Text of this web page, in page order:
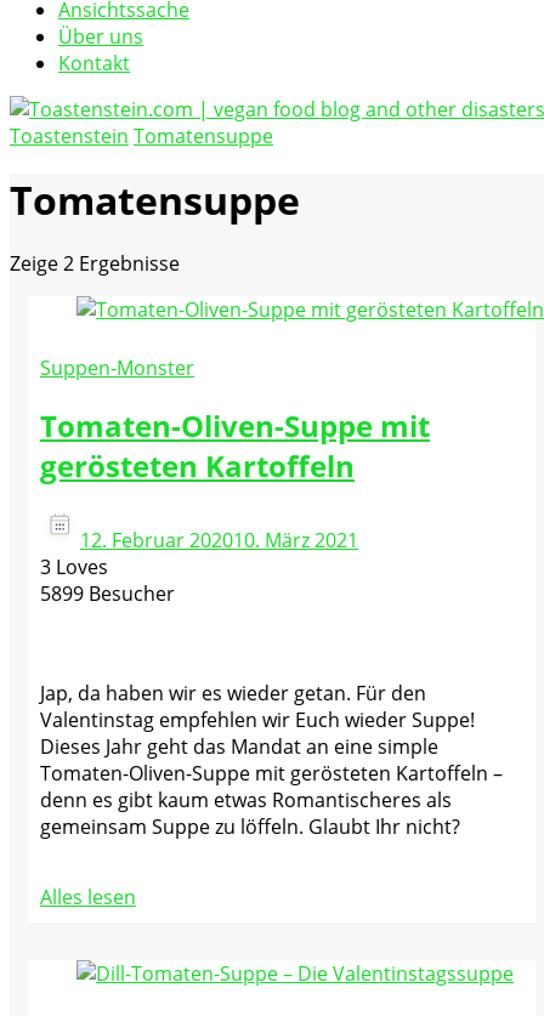
Ansichtssache
Über uns
Kontakt
Toastenstein.com
Toastenstein Tomatensuppe
Tomatensuppe
Zeige2 Ergebnisse
Suppen-Monster
Tomaten-Oliven-Suppe mit
gerösteten Kartoffeln
12. Februar 202010. März 2021
3 Loves
5899 Besucher
Jap, da haben wir es wieder getan. Für den
Valentinstag empfehlen wir Euch wieder Suppe!
Dieses Jahr geht das Mandat an eine simple
Tomaten-Oliven-Suppe mit gerösteten Kartoffeln –
denn es gibt kaum etwas Romantischeres als
gemeinsam Suppe zu löffeln. Glaubt Ihr nicht?
Alles lesen